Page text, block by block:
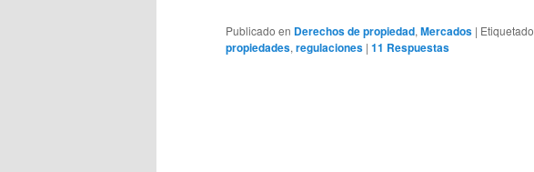
Publicado en Derechos de propiedad, Mercados | Etiquetado
propiedades, regulaciones | 11 Respuestas